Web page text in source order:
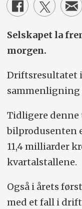
Selskapet la
morgen.
Driftsresultatet
sammenligning
Tidligere
bilprodusenten
11,4 milliarder
kvartalstallene.
Også i årets
med et fall i